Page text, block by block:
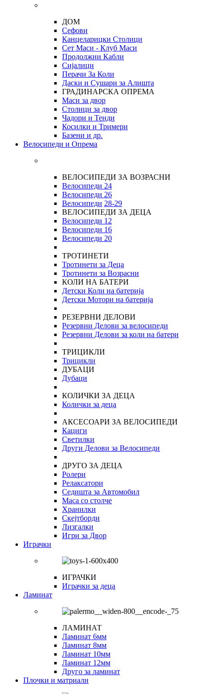
ДОМ
Сефови
Канцеларицки Столици
Сет Маси - Клуб Маси
Продолжни Кабли
Сијалици
Перачи За Коли
Даски и Сушари за Алишта
ГРАДИНАРСКА ОПРЕМА
Маси за двор
Столици за двор
Чадори и Тенди
Косилки и Тримери
Базени и др.
Велосипеди и Опрема
ВЕЛОСИПЕДИ ЗА ВОЗРАСНИ
Велосипеди 24
Велосипеди 26
Велосипеди 28-29
ВЕЛОСИПЕДИ ЗА ДЕЦА
Велосипеди 12
Велосипеди 16
Велосипеди 20
ТРОТИНЕТИ
Тротинети за Деца
Тротинети за Возрасни
КОЛИ НА БАТЕРИ
Детски Коли на батерија
Детски Мотори на батерија
РЕЗЕРВНИ ДЕЛОВИ
Резервни Делови за велосипеди
Резервни Делови за коли на батери
ТРИЦИКЛИ
Трицикли
ДУБАЦИ
Дубаци
КОЛИЧКИ ЗА ДЕЦА
Колички за деца
АКСЕСОАРИ ЗА ВЕЛОСИПЕДИ
Кациги
Светилки
Други Делови за Велосипеди
ДРУГО ЗА ДЕЦА
Ролери
Релаксатори
Седишта за Автомобил
Маса со столче
Хранилки
Скејтборди
Лизгалки
Игри за Двор
Играчки
ИГРАЧКИ
Играчки за деца
Ламинат
ЛАМИНАТ
Ламинат 6мм
Ламинат 8мм
Ламинат 10мм
Ламинат 12мм
Друго за ламинат
Плочки и матриали